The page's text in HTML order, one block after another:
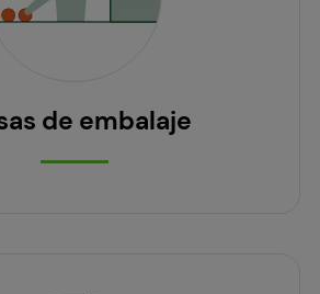
de embalaje